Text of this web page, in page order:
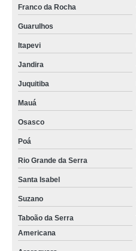
Franco da Rocha
Guarulhos
Itapevi
Jandira
Juquitiba
Mauá
Osasco
Poá
Rio Grande da Serra
Santa Isabel
Suzano
Taboão da Serra
Americana